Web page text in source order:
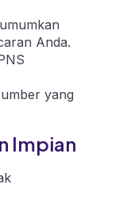
Anda.
yang
Impian